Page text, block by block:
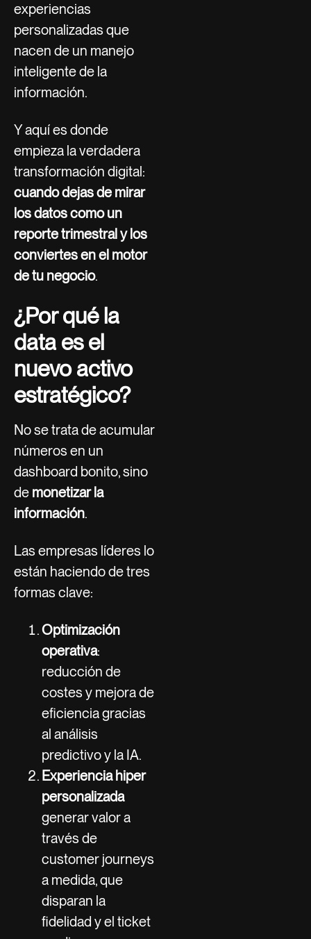
experiencias
personalizadas que
nacen de un manejo
inteligente de la
información.
Y aquí es donde
empieza la verdadera
transformación digital:
cuando dejas de mirar
los datos como un
reporte trimestral y los
conviertes en el motor
de tu negocio.
¿Por qué la
data es el
nuevo activo
estratégico?
No se trata de acumular
números en un
dashboard bonito, sino
de monetizar la
información.
Las empresas líderes lo
están haciendo de tres
formas clave:
Optimización
operativa:
reducción de
costes y mejora de
eficiencia gracias
al análisis
predictivo y la IA.
Experiencia hiper
personalizada
generar valor a
través de
customer journeys
a medida, que
disparan la
fidelidad y el ticket